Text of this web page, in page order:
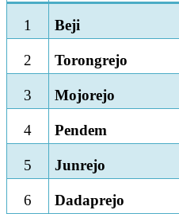
1
Beji
2 Torongrejo
3 Mojorejo
4 Pendem
5 Junrejo
6 Dadaprejo